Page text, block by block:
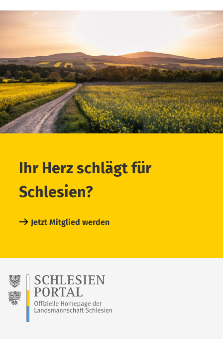
Ihr Herz schlägt für
Schlesien?
Jetzt Mitglied werden